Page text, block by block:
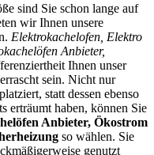
sind Sie schon lange auf
wir Ihnen unsere
Elektrokachelofen, Elektro
Anbieter,
Ihnen unser
sein. Nicht nur
statt dessen ebenso
erträumt haben, können Sie
Anbieter, Ökostrom
so wählen. Sie
genutzt